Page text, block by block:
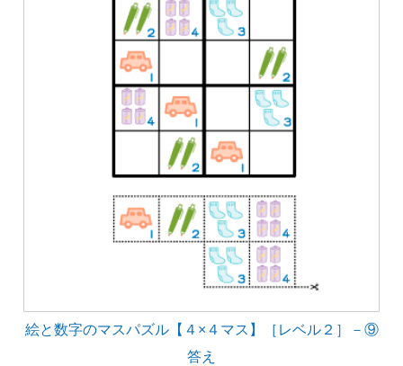
絵と数字のマスパズル【４×４マス】［レベル２］－⑨
答え